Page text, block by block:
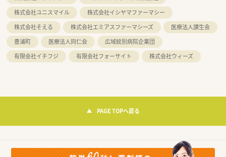
株式会社ユニスマイル
株式会社イシヤマファーマシー
株式会社そえる
株式会社エミアスファーマシーズ
医療法人讃生会
豊浦町
医療法人同仁会
広域紋別病院企業団
有限会社イチフジ
有限会社フォーサイト 株式会社ウィーズ
PAGE TOPへ戻る